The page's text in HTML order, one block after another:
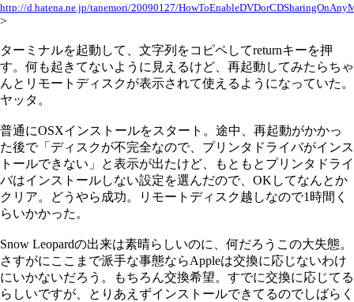
http://d.hatena.ne.jp/tanemori/20090127/
>
ターミナルを起動して、文字列をコピペしてreturnキーを押
す。何も起きてないように見えるけど、再起動してみたらちゃ
んとリモートディスクが表示されて使えるようになっていた。
ヤッタ。
普通にOSXインストールをスタート。途中、再起動がかかっ
た後で「ディスクが不完全なので、プリンタドライバがインス
トールできない」と表示が出たけど、もともとプリンタドライ
バはインストールしない設定を選んだので、OKしてなんとか
クリア。どうやら成功。リモートディスク越しなので1時間く
らいかかった。
Snow Leopardの出来は素晴らしいのに、何だろうこの大失態。
さすがにここまで派手な事態ならAppleは交換に応じないわけ
にいかないだろう。もちろん交換希望。すでに交換に応じてる
らしいですが、とりあえずインストールできてるのでしばらく